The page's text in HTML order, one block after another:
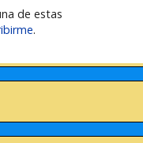
de estas
.